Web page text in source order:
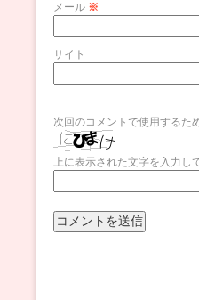
メール ※
サイト
次回のコメントで使用するた
上に表示された文字を入力し